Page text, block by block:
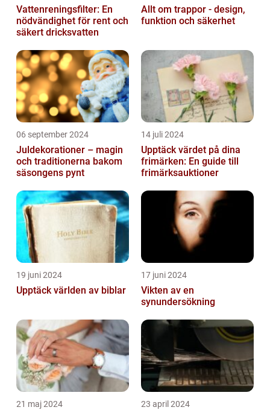
Vattenreningsfilter: En
nödvändighet för rent och
säkert dricksvatten
Allt om trappor - design,
funktion och säkerhet
06 september 2024
Juldekorationer – magin
och traditionerna bakom
säsongens pynt
14 juli 2024
Upptäck värdet på dina
frimärken: En guide till
frimärksauktioner
19 juni 2024
Upptäck världen av biblar
17 juni 2024
Vikten av en
synundersökning
21 maj 2024 23 april 2024